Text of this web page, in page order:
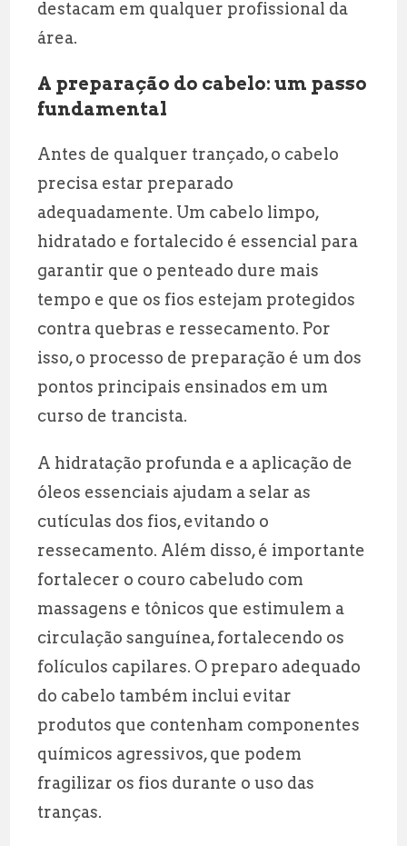
destacam em qualquer profissional da
área.
A preparação do cabelo: um passo
fundamental
Antes de qualquer trançado, o cabelo
precisa estar preparado
adequadamente. Um cabelo limpo,
hidratado e fortalecido é essencial para
garantir que o penteado dure mais
tempo e que os fios estejam protegidos
contra quebras e ressecamento. Por
isso, o processo de preparação é um dos
pontos principais ensinados em um
curso de trancista.
A hidratação profunda e a aplicação de
óleos essenciais ajudam a selar as
cutículas dos fios, evitando o
ressecamento. Além disso, é importante
fortalecer o couro cabeludo com
massagens e tônicos que estimulem a
circulação sanguínea, fortalecendo os
folículos capilares. O preparo adequado
do cabelo também inclui evitar
produtos que contenham componentes
químicos agressivos, que podem
fragilizar os fios durante o uso das
tranças.